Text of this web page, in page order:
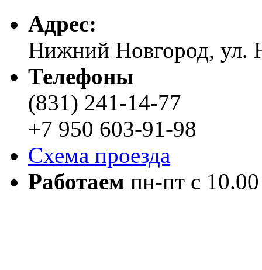
Адреc:
Нижний Новгород, ул.
Телефоны
(831) 241-14-77
+7 950 603-91-98
Схема проезда
Работаем пн-пт с